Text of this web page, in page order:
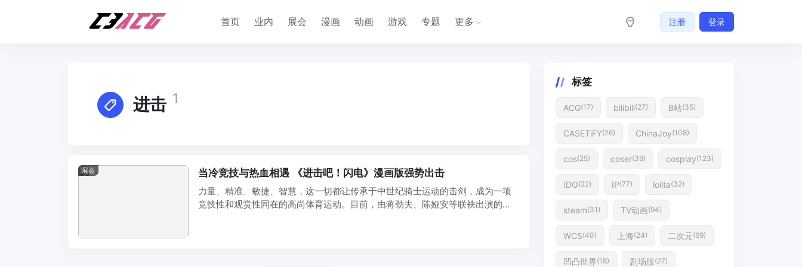
首页 业内 展会 漫画 动画 游戏 专题 更多 注册 登录
进击 1
展会 当冷竞技与热血相遇 《进击吧！闪电》漫画版强势出击
力量、精准、敏捷、智慧，这一切都让传承于中世纪骑士运动的击剑，成为一项
竞技性和观赏性同在的高尚体育运动。目前，由蒋劲夫、陈娅安等联袂出演的
标签
ACG(17) bilibili(27) B站(35)
CASETiFY(26) ChinaJoy(108)
cos(25) coser(39) cosplay(123)
IDO(22) IP(77) lolita(32)
steam(31) TV动画(94)
WCS(40) 上海(24) 二次元(69)
凹凸世界(18) 剧场版(27)